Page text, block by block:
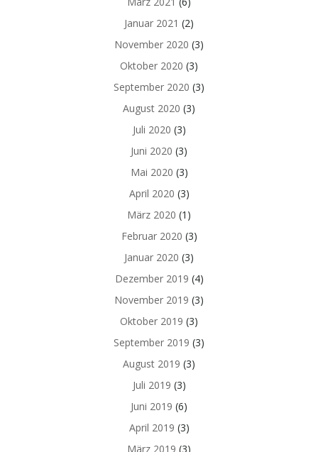
Januar 2021 (2)
November 2020 (3)
Oktober 2020 (3)
September 2020 (3)
August 2020 (3)
Juli 2020 (3)
Juni 2020 (3)
Mai 2020 (3)
April 2020 (3)
März 2020 (1)
Februar 2020 (3)
Januar 2020 (3)
Dezember 2019 (4)
November 2019 (3)
Oktober 2019 (3)
September 2019 (3)
August 2019 (3)
Juli 2019 (3)
Juni 2019 (6)
April 2019 (3)
März 2019 (3)